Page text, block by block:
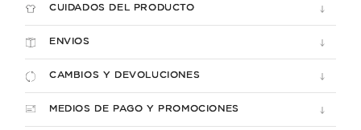
CUIDADOS DEL PRODUCTO
ENVIOS
CAMBIOS Y DEVOLUCIONES
MEDIOS DE PAGO Y PROMOCIONES